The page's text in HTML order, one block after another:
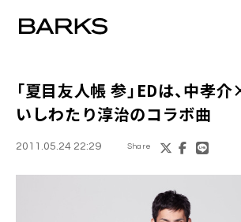
「夏目友人帳 参」EDは、中孝介
いしわたり淳治のコラボ曲
2011.05.24 22:29 Share